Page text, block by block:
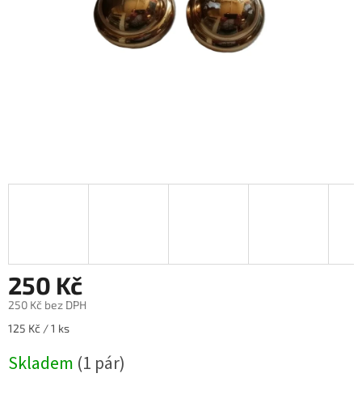
250 Kč
250 Kč bez DPH
Měrná
125 Kč / 1 ks
Skladem (1 pár)